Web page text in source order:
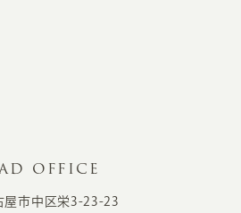
OFFICE
屋市中区栄3-23-23